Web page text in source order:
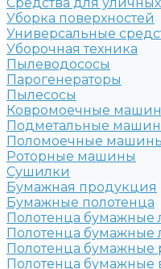
Уборка поверхностей
Универсальные
Уборочная техника
Пылеводососы
Парогенераторы
Пылесосы
Ковромоечные
Подметальные
Поломоечные
Роторные машины
Сушилки
Бумажная продукция
Бумажные полотенца
Полотенца бумажные
Полотенца бумажные
Полотенца бумажные
Полотенца бумажные